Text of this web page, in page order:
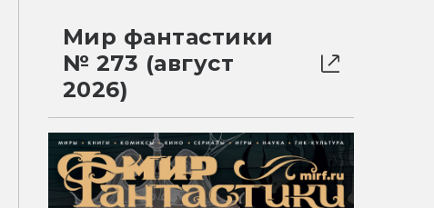
Мир фантастики
№ 273 (август
2026)